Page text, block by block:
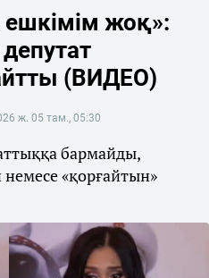
ешкімім жоқ»:
(ВИДЕО)
ж. 05 там., 05:30
бармайды,
«қорғайтын»